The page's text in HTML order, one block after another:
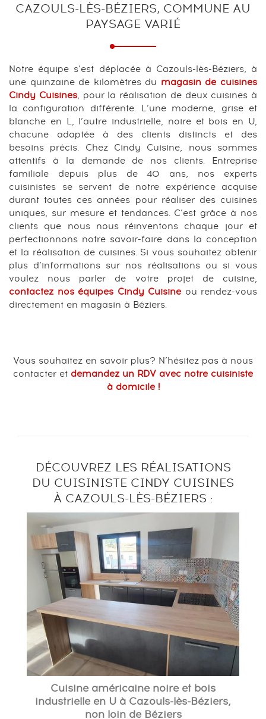
CAZOULS-LÈS-BÉZIERS, COMMUNE AU
PAYSAGE VARIÉ
Notre équipe s’est déplacée à Cazouls-lès-Béziers, à
une quinzaine de kilomètres du magasin de cuisines
Cindy Cuisines, pour la réalisation de deux cuisines à
la configuration différente. L’une moderne, grise et
blanche en L, l’autre industrielle, noire et bois en U,
chacune adaptée à des clients distincts et des
besoins précis. Chez Cindy Cuisine, nous sommes
attentifs à la demande de nos clients. Entreprise
familiale depuis plus de 40 ans, nos experts
cuisinistes se servent de notre expérience acquise
durant toutes ces années pour réaliser des cuisines
uniques, sur mesure et tendances. C’est grâce à nos
clients que nous nous réinventons chaque jour et
perfectionnons notre savoir-faire dans la conception
et la réalisation de cuisines. Si vous souhaitez obtenir
plus d’informations sur nos réalisations ou si vous
voulez nous parler de votre projet de cuisine,
contactez nos équipes Cindy Cuisine ou rendez-vous
directement en magasin à Béziers.
Vous souhaitez en savoir plus? N’hésitez pas à nous
contacter et demandez un RDV avec notre cuisiniste
à domicile !
DÉCOUVREZ LES RÉALISATIONS
DU CUISINISTE CINDY CUISINES
À CAZOULS-LÈS-BÉZIERS :
Cuisine américaine noire et bois
industrielle en U à Cazouls-lès-Béziers,
non loin de Béziers